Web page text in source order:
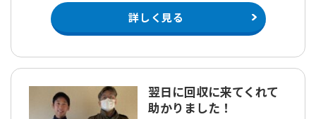
詳しく見る
翌日に回収に来てくれて
助かりました！